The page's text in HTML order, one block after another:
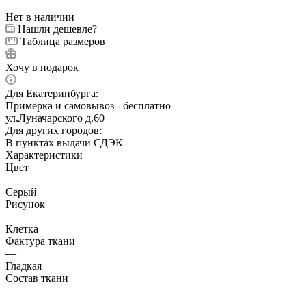
Нет в наличии
Нашли дешевле?
Таблица размеров
Хочу в подарок
Для Екатеринбурга:
Примерка и самовывоз - бесплатно
ул.Луначарского д.60
Для других городов:
В пунктах выдачи СДЭК
Характеристики
Цвет
—
Серый
Рисунок
—
Клетка
Фактура ткани
—
Гладкая
Состав ткани